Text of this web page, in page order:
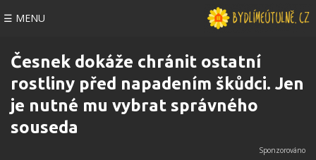
☰ MENU
Česnek dokáže chránit ostatní
rostliny před napadením škůdci. Jen
je nutné mu vybrat správného
souseda